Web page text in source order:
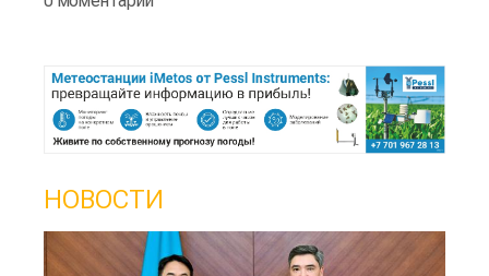
НОВОСТИ